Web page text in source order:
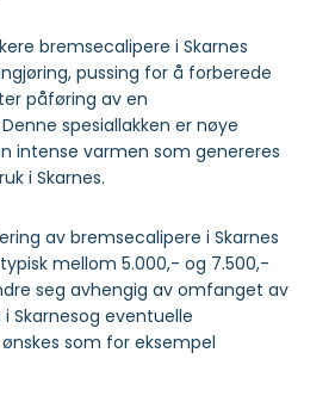
bremsecalipere i Skarnes
pussing for å forberede
påføring av en
spesiallakken er nøye
intense varmen som genereres
i Skarnes.
av bremsecalipere i Skarnes
mellom 5.000,- og 7.500,-
seg avhengig av omfanget av
Skarnesog eventuelle
som for eksempel